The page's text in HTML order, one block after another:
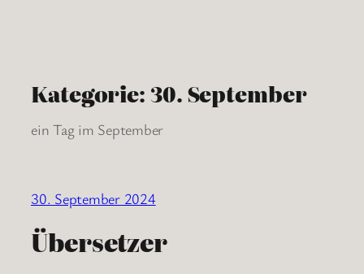
Kategorie: 30. September
ein Tag im September
30. September 2024
Übersetzer